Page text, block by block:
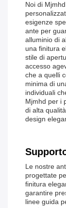
Noi di
esigenze
ante per
alluminio di
una finitura
stile di
accesso
che a quelli
minima di
individuali
Mjmhd per i
di alta
design
Le nostre
progettate
finitura
garantire
linee guida